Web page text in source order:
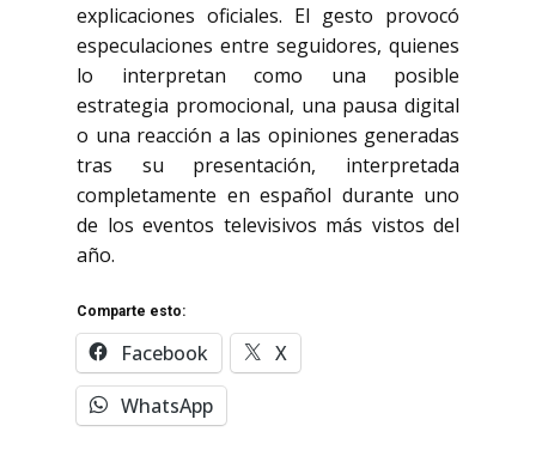
explicaciones oficiales. El gesto provocó
especulaciones entre seguidores, quienes
lo interpretan como una posible
estrategia promocional, una pausa digital
o una reacción a las opiniones generadas
tras su presentación, interpretada
completamente en español durante uno
de los eventos televisivos más vistos del
año.
Comparte esto:
Facebook
X
WhatsApp